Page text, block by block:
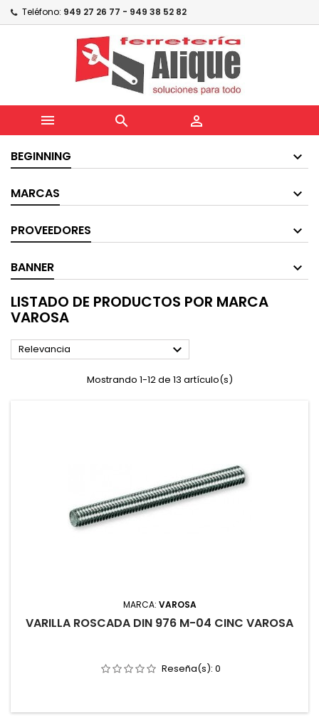
Teléfono: 949 27 26 77 - 949 38 52 82
  
BEGINNING
MARCAS
PROVEEDORES
BANNER
LISTADO DE PRODUCTOS POR MARCA
VAROSA
Relevancia 
Mostrando 1-12 de 13 artículo(s)
MARCA: VAROSA
VARILLA ROSCADA DIN 976 M-04 CINC VAROSA
Reseña(s): 0